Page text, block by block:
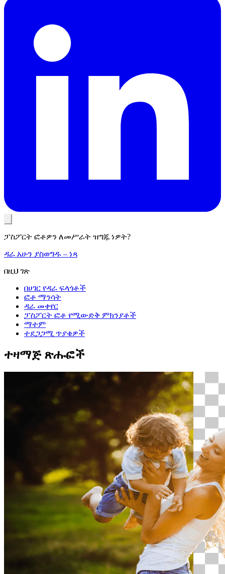
ፓስፖርት ፎቶዎን ለመሥራት ዝግጁ ነዎት?
ዳራ አሁን ያስወግዱ – ነጻ
በዚህ ገጽ
በሀገር የዳራ ፍላጎቶች
ፎቶ ማንሳት
ዳራ መቀየር
ፓስፖርት ፎቶ የሚውድቅ ምክንያቶች
ማተም
ተደጋጋሚ ጥያቄዎች
ተዛማጅ ጽሑፎች